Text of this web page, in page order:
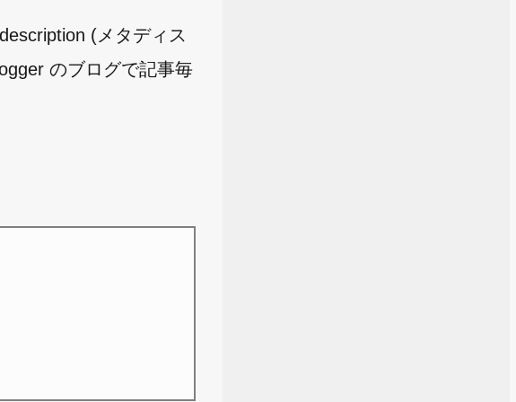
(メタディス
のブログで記事毎